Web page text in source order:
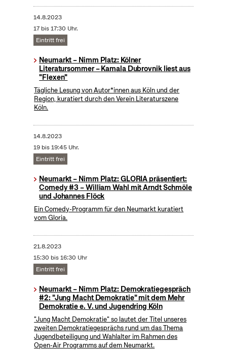
14.8.2023
17 bis 17:30 Uhr.
Eintritt frei
Neumarkt – Nimm Platz: Kölner
Literatursommer – Kamala Dubrovnik liest aus
"Flexen"
Tägliche Lesung von Autor*innen aus Köln und der
Region, kuratiert durch den Verein Literaturszene
Köln.
14.8.2023
19 bis 19:45 Uhr.
Eintritt frei
Neumarkt – Nimm Platz: GLORIA präsentiert:
Comedy #3 – William Wahl mit Arndt Schmöle
und Johannes Flöck
Ein Comedy-Programm für den Neumarkt kuratiert
vom Gloria.
21.8.2023
15:30 bis 16:30 Uhr
Eintritt frei
Neumarkt – Nimm Platz: Demokratiegespräch
#2: "Jung Macht Demokratie" mit dem Mehr
Demokratie e. V. und Jugendring Köln
"Jung Macht Demokratie" so lautet der Titel unseres
zweiten Demokratiegesprächs rund um das Thema
Jugendbeteiligung und Wahlalter im Rahmen des
Open-Air Programms auf dem Neumarkt.